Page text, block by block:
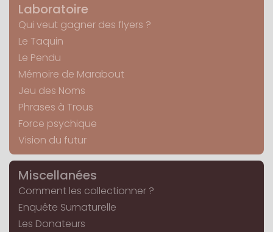
Laboratoire
Qui veut gagner des flyers ?
Le Taquin
Le Pendu
Mémoire de Marabout
Jeu des Noms
Phrases à Trous
Force psychique
Vision du futur
Miscellanées
Comment les collectionner ?
Enquête Surnaturelle
Les Donateurs